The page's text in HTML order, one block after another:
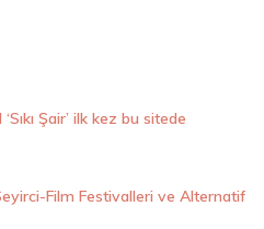
Şair’ ilk kez bu sitede
Film Festivalleri ve Alternatif